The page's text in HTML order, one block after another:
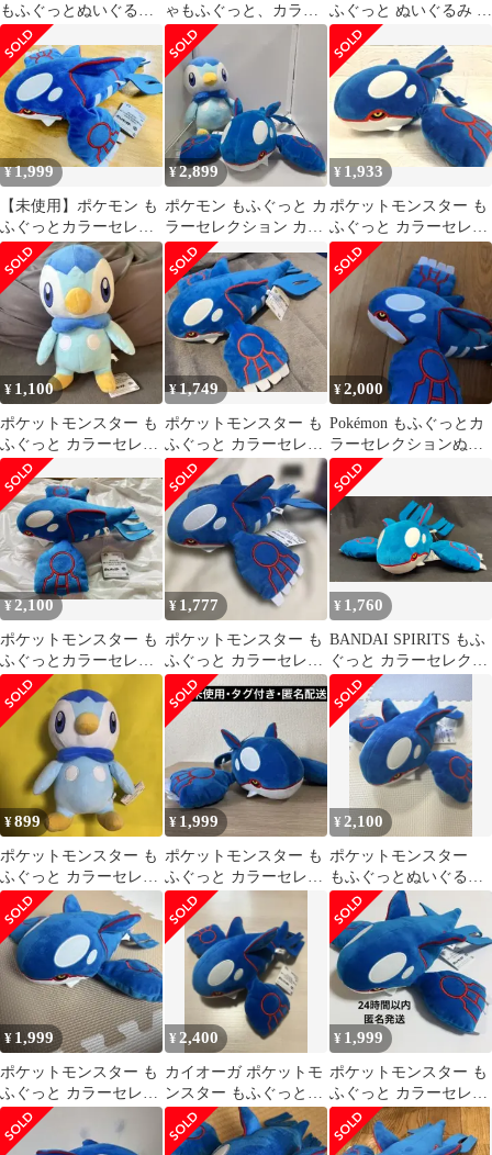
もふぐっとぬいぐるみ
ポッチャマ【タグ付】
ゃもふぐっと、カラー
セレクション blueポ
ッチャマ
ふぐっと ぬいぐるみ カ
イオーガ ポッチャマ
¥1,999
【未使用】ポケモン も
ふぐっとカラーセレク
ション ぬいぐるみ カイ
オーガ
¥2,899
ポケモン もふぐっと カ
ラーセレクション カイ
オーガ ポッチャマ
¥ 1,933
ポケットモンスター も
ふぐっと カラーセレク
ション ぬいぐるみ カイ
オーガ
¥ 1,100
ポケットモンスター も
ふぐっと カラーセレク
ションぬいぐるみ ポッ
チャマ 新品
¥1,749
ポケットモンスター も
ふぐっと カラーセレク
ション ぬいぐるみ カイ
オーガ
¥2,000
Pokémon もふぐっとカ
ラーセレクションぬい
ぐるみ Blue カイオー
ガ
¥2,100
ポケットモンスター も
ふぐっとカラーセレク
ションぬいぐるみblue
カイオーガ
¥ 1,777
ポケットモンスター も
ふぐっと カラーセレク
ション ぬいぐるみ カイ
オーガ
¥ 1,760
BANDAI SPIRITS もふ
ぐっと カラーセレクシ
ョンぬいぐるみ blue ポ
ケットモンスター カイ
オーガ
¥899
ポケットモンスター も
ふぐっと カラーセレク
ション カイオーガ•ポ
ッチャマ 新品
¥ 1,999
ポケットモンスター も
ふぐっと カラーセレク
ションぬいぐるみ カイ
オーガ
¥ 2,100
ポケットモンスター
もふぐっとぬいぐる
み〜カイオーガ〜
¥ 1,999
ポケットモンスター も
ふぐっと カラーセレク
ション ぬいぐるみ カイ
オーガ
¥ 2,400
カイオーガ ポケットモ
ンスター もふぐっとカ
ラーセレクションぬい
ぐるみblue
¥ 1,999
ポケットモンスター も
ふぐっと カラーセレク
ションぬいぐるみ カイ
オーガ